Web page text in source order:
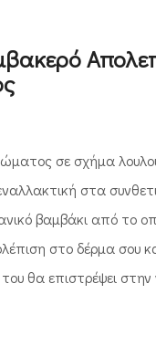
σε σχήμα
στα
βαμβάκι από το
στο δέρμα σου
θα επιστρέψει στην